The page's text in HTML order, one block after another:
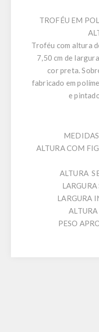
TROFÉU EM
Troféu com altura
7,50 cm de
cor preta.
fabricado em
e
ALTURA COM
ALTURA
LARGURA
LARGURA
PESO